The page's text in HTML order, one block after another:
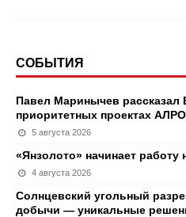
СОБЫТИЯ
Павел Маринычев рассказал
приоритетных проектах
5 августа 2026
«Янзолото» начинает работу
4 августа 2026
Солнцевский угольный
добычи — уникальные